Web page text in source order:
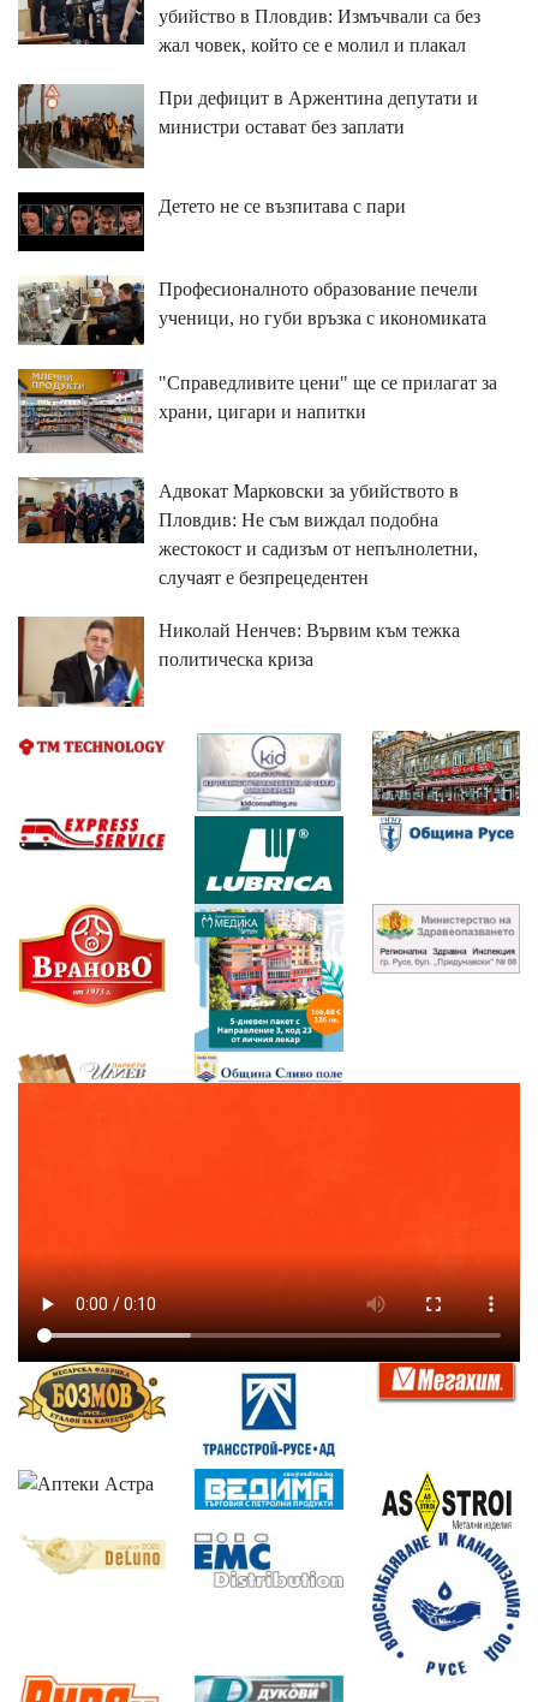
убийство в Пловдив: Измъчвали са без
жал човек, който се е молил и плакал
При дефицит в Аржентина депутати и
министри остават без заплати
Детето не се възпитава с пари
Професионалното образование печели
ученици, но губи връзка с икономиката
"Справедливите цени" ще се прилагат за
храни, цигари и напитки
Адвокат Марковски за убийството в
Пловдив: Не съм виждал подобна
жестокост и садизъм от непълнолетни,
случаят е безпрецедентен
Николай Ненчев: Вървим към тежка
политическа криза